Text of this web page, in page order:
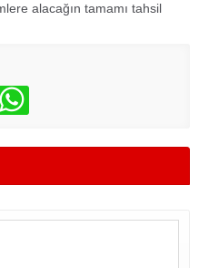
alacağın tamamı tahsil